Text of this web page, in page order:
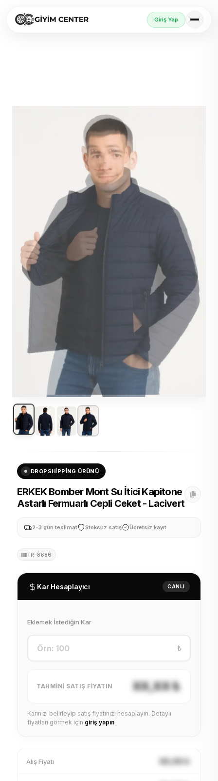
Giriş Yap
DROPSHIPPING ÜRÜNÜ
ERKEK Bomber Mont Su İtici Kapitone
Astarlı Fermuarlı Cepli Ceket - Lacivert
2-3 gün teslimat Stoksuz satış Ücretsiz kayıt
TR-8686
Kar Hesaplayıcı CANLI
Eklemek İstediğin Kar
₺
TAHMINI SATIŞ FIYATIN XX,XX ₺
Karınızı belirleyip satış fiyatınızı hesaplayın. Detaylı
fiyatları görmek için giriş yapın.
Alış Fiyatı XX,XX ₺